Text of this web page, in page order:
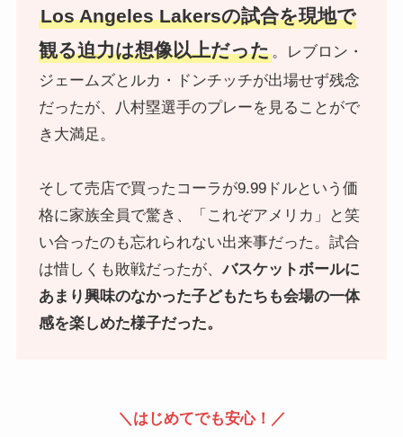
Los Angeles Lakersの試合を現地で
観る迫力は想像以上だった。レブロン・
ジェームズとルカ・ドンチッチが出場せず残念
だったが、八村塁選手のプレーを見ることがで
き大満足。
そして売店で買ったコーラが9.99ドルという価
格に家族全員で驚き、「これぞアメリカ」と笑
い合ったのも忘れられない出来事だった。試合
は惜しくも敗戦だったが、バスケットボールに
あまり興味のなかった子どもたちも会場の一体
感を楽しめた様子だった。
＼はじめてでも安心！／